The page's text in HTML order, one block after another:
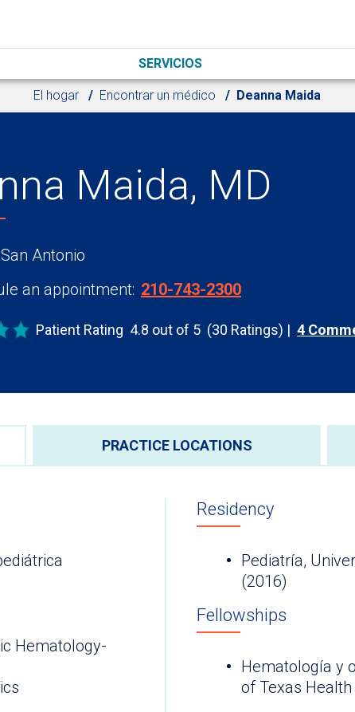
SERVICIOS
El hogar Encontrar un médico Deanna Maida
Maida, MD
Antonio
an appointment: 210-743-2300
Patient Rating 4.8 out of 5 (30 Ratings) 4
PRACTICE LOCATIONS
Hematology-
Residency
Pediatría,
(2016)
Fellowships
Hematología y